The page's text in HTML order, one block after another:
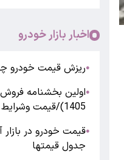
اخبار بازار خودرو
●ریزش قیمت خودرو
●
1405)/قیمت وشرایط فروش
●
جدول قیمتها